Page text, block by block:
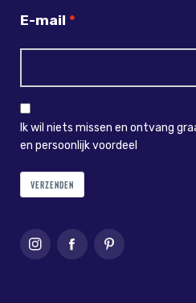
E-mail
Ik wil niets missen en ontvang
en persoonlijk voordeel
VERZENDEN